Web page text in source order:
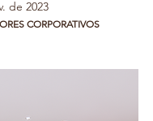
de 2023
CORPORATIVOS